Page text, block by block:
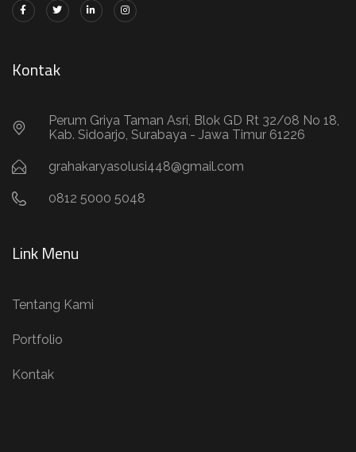
Kontak
Perum Griya Taman Asri, Blok GD Rt 32/08 No 18,
Kab. Sidoarjo, Surabaya - Jawa Timur 61226
grahakaryasolusi448@gmail.com
0812 5000 5048
Link Menu
Tentang Kami
Portfolio
Kontak